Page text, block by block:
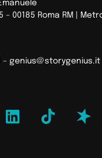
– 00185 Roma RM |
– genius@storygenius.it